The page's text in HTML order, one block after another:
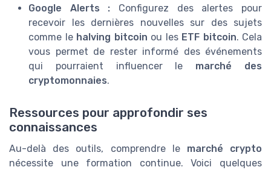
Google Alerts : Configurez des alertes pour
recevoir les dernières nouvelles sur des sujets
comme le halving bitcoin ou les ETF bitcoin. Cela
vous permet de rester informé des événements
qui pourraient influencer le marché des
cryptomonnaies.
Ressources pour approfondir ses
connaissances
Au-delà des outils, comprendre le marché crypto
nécessite une formation continue. Voici quelques